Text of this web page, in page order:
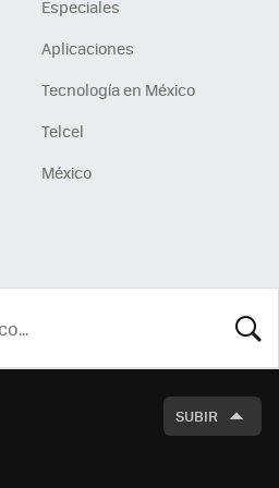
Especiales
Aplicaciones
Tecnología en México
Telcel
México
SUBIR